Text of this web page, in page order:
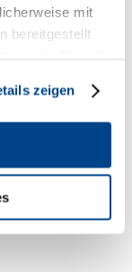
mit
bereitgestellt
zeigen